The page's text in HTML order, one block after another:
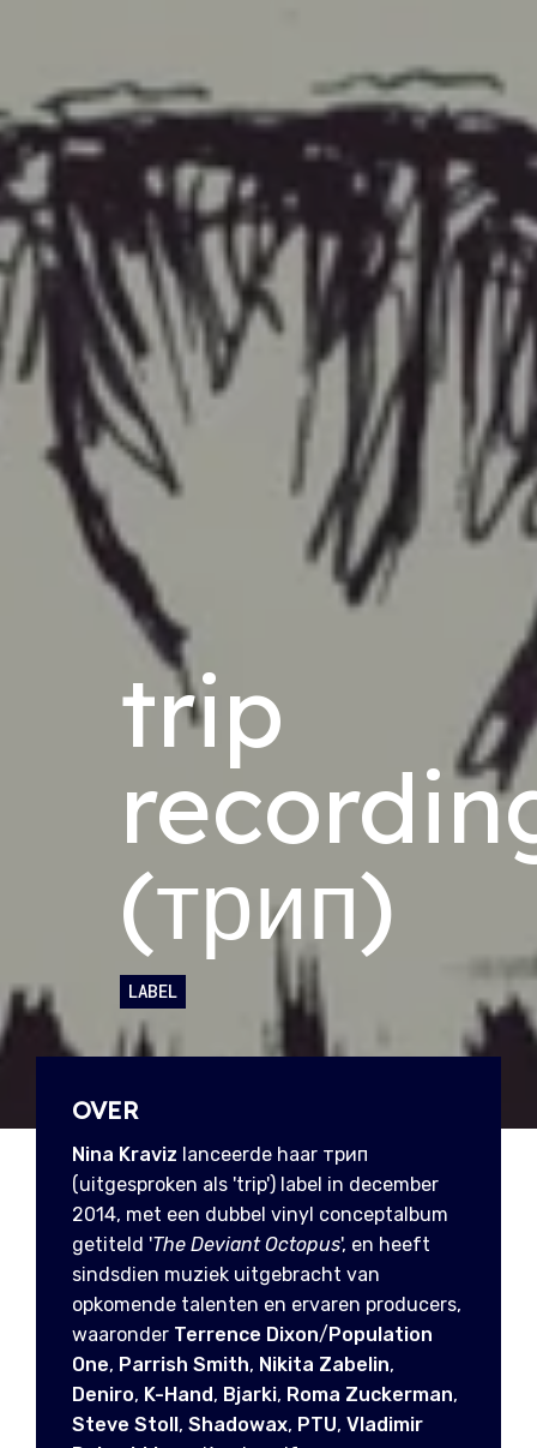
trip
(трип)
LABEL
OVER
Nina Kraviz lanceerde haar трип
(uitgesproken als 'trip') label in december
2014, met een dubbel vinyl conceptalbum
getiteld 'The Deviant Octopus', en heeft
sindsdien muziek uitgebracht van
opkomende talenten en ervaren producers,
waaronder Terrence Dixon/ Population
One, Parrish Smith, Nikita Zabelin,
Deniro, K-Hand , Bjarki, Roma Zuckerman,
Steve Stoll , Shadowax, PTU, Vladimir